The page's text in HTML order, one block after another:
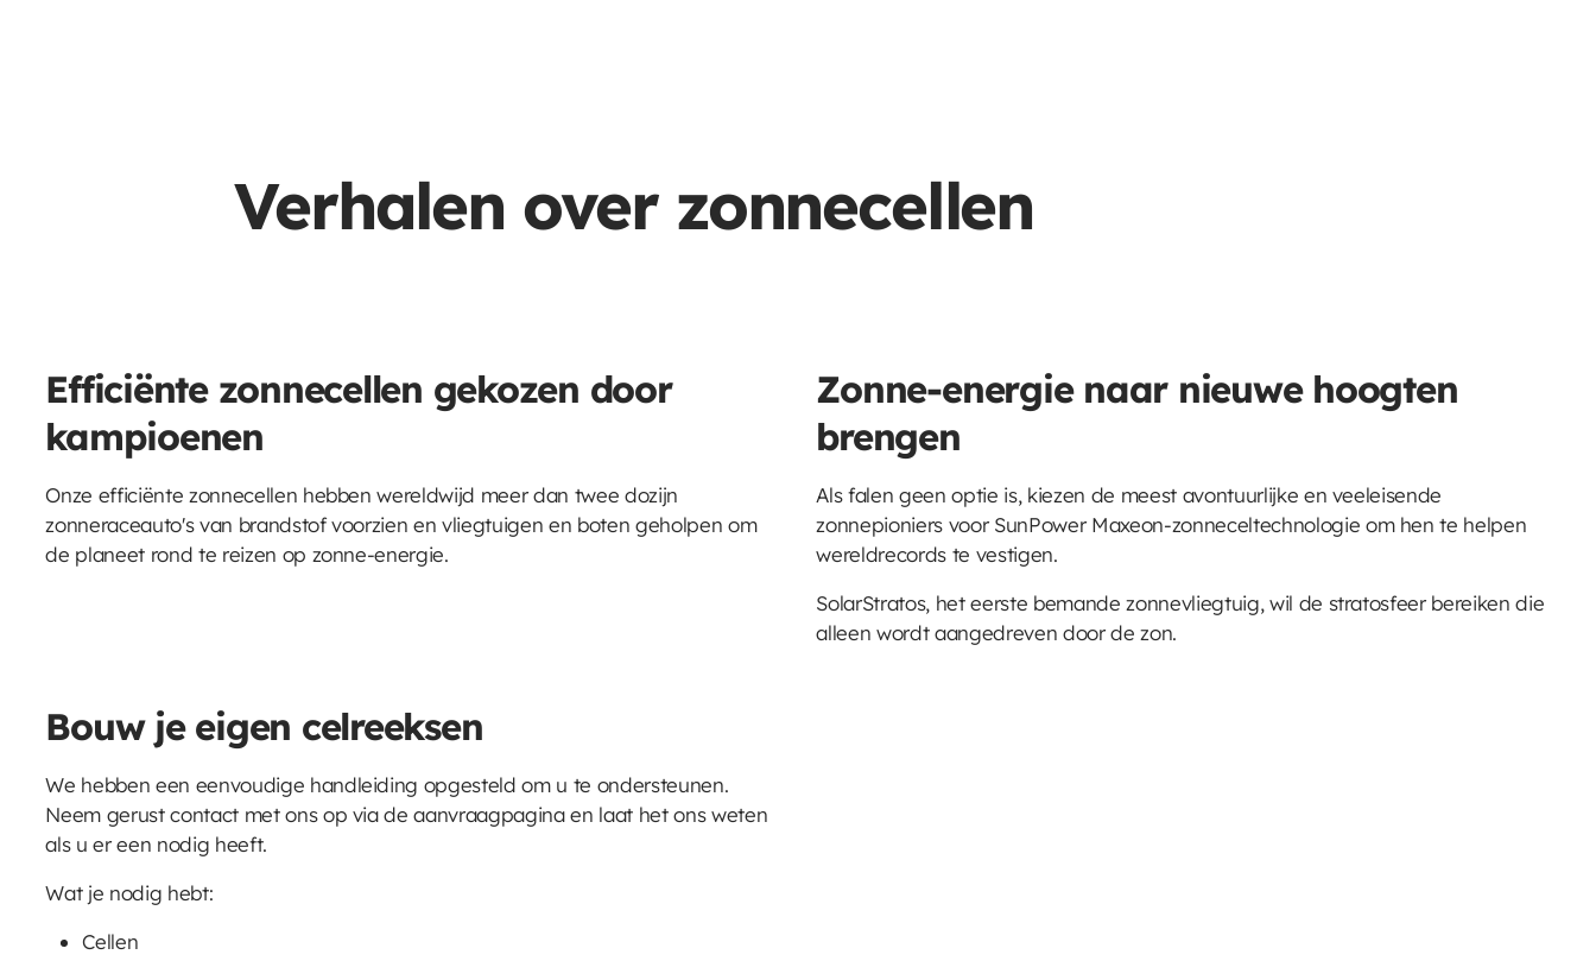
Verhalen over zonnecellen
Efficiënte zonnecellen gekozen door
kampioenen
Onze efficiënte zonnecellen hebben wereldwijd meer dan twee dozijn
zonneraceauto's van brandstof voorzien en vliegtuigen en boten geholpen om
de planeet rond te reizen op zonne-energie.
Zonne-energie naar nieuwe hoogten
brengen
Als falen geen optie is, kiezen de meest avontuurlijke en veeleisende
zonnepioniers voor SunPower Maxeon-zonneceltechnologie om hen te helpen
wereldrecords te vestigen.
SolarStratos, het eerste bemande zonnevliegtuig, wil de stratosfeer bereiken die
alleen wordt aangedreven door de zon.
Bouw je eigen celreeksen
We hebben een eenvoudige handleiding opgesteld om u te ondersteunen.
Neem gerust contact met ons op via de aanvraagpagina en laat het ons weten
als u er een nodig heeft.
Wat je nodig hebt:
Cellen